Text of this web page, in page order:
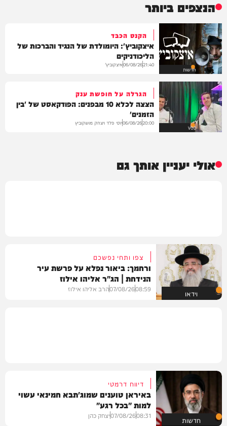
הנצפים ביותר
חדשות
הקנס הכבד
איצקוביץ': היומולדת של הנגיד והברכות של
הליכודניקים
21:40
06/08/26איצקוביץ'
VOD
הגרלה על חופשת ענק
הצצה לכלא 10 מבפנים: הפודקאסט של 'בין
הזמנים'
20:00
06/08/26יוסי פלד ויצחק מושקוביץ
אולי יעניין אותך גם
וידאו
צפו ותחי נפשכם
ורחמך: ביאור נפלא על פרשת עיר
הנידחת | הג"ר אליהו אילוז
08:59
07/08/26הרב אליהו אילוז
חדשות
דיווח דרמטי
באיראן טוענים שמוג'תבא חמינאי עשוי
למות "בכל רגע"
08:31
07/08/26יצחק כהן